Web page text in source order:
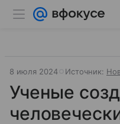
8 июля 2024 Источник:
Ученые